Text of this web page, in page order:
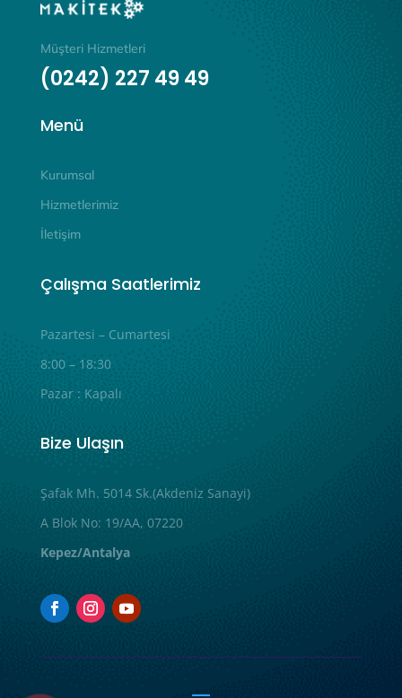
Müşteri Hizmetleri
(0242) 227 49 49
Menü
Kurumsal
Hizmetlerimiz
İletişim
Çalışma Saatlerimiz
Pazartesi – Cumartesi
8:00 – 18:30
Pazar : Kapalı
Bize Ulaşın
Şafak Mh. 5014 Sk.(Akdeniz Sanayi)
A Blok No: 19/AA, 07220
Kepez/Antalya